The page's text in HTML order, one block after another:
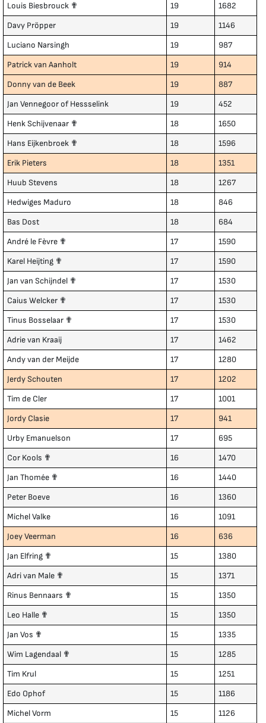
Louis Biesbrouck ✟
19
1682
Davy Pröpper
19
1146
Luciano Narsingh
19
987
Patrick van Aanholt
19
914
Donny van de Beek
19
887
Jan Vennegoor of Hessselink
19
452
Henk Schijvenaar ✟
18
1650
Hans Eijkenbroek ✟
18
1596
Erik Pieters
18
1351
Huub Stevens
18
1267
Hedwiges Maduro
18
846
Bas Dost
18
684
André le Fèvre ✟
17
1590
Karel Heijting ✟
17
1590
Jan van Schijndel ✟
17
1530
Caius Welcker ✟
17
1530
Tinus Bosselaar ✟
17
1530
Adrie van Kraaij
17
1462
Andy van der Meijde
17
1280
Jerdy Schouten
17
1202
Tim de Cler
17
1001
Jordy Clasie
17
941
Urby Emanuelson
17
695
Cor Kools ✟
16
1470
Jan Thomée ✟
16
1440
Peter Boeve
16
1360
Michel Valke
16
1091
Joey Veerman
16
636
Jan Elfring ✟
15
1380
Adri van Male ✟
15
1371
Rinus Bennaars ✟
15
1350
Leo Halle ✟
15
1350
Jan Vos ✟
15
1335
Wim Lagendaal ✟
15
1285
Tim Krul
15
1251
Edo Ophof
15
1186
Michel Vorm
15
1126